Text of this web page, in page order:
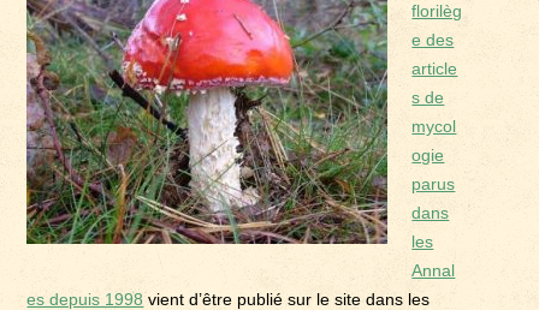
florilèg
e des
article
s de
mycol
ogie
parus
dans
les
Annal
es depuis 1998 vient d’être publié sur le site dans les